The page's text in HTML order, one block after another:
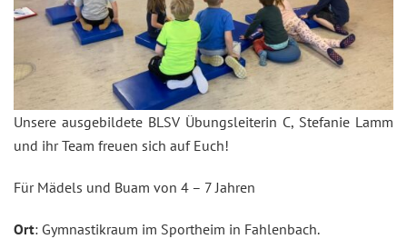
Unsere ausgebildete BLSV Übungsleiterin C, Stefanie Lamm
und ihr Team freuen sich auf Euch!
Für Mädels und Buam von 4 – 7 Jahren
Ort: Gymnastikraum im Sportheim in Fahlenbach.